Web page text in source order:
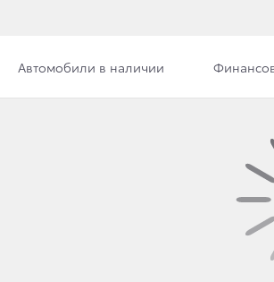
Автомобили в наличии